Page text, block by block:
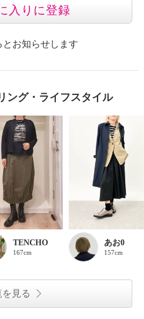
入りに登録
とお知らせします
ング・ライフスタイル
TENCHO
167cm
あお0
157cm
を見る